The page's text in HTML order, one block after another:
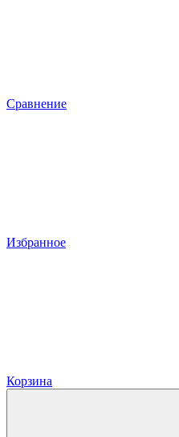
Сравнение
Избранное
Корзина